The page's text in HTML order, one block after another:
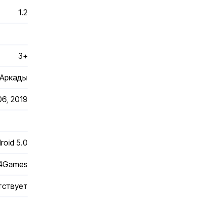
1.2
3+
Аркады
2019
5.0